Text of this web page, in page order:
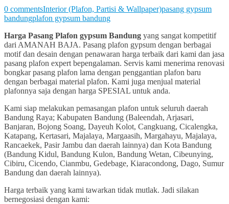
0 commentsInterior (Plafon, Partisi & Wallpaper)pasang gypsum
bandungplafon gypsum bandung
Harga Pasang Plafon gypsum Bandung yang sangat kompetitif
dari AMANAH BAJA. Pasang plafon gypsum dengan berbagai
motif dan desain dengan penawaran harga terbaik dari kami dan jasa
pasang plafon expert bepengalaman. Servis kami menerima renovasi
bongkar pasang plafon lama dengan penggantian plafon baru
dengan berbagai material plafon. Kami juga menjual material
plafonnya saja dengan harga SPESIAL untuk anda.
Kami siap melakukan pemasangan plafon untuk seluruh daerah
Bandung Raya; Kabupaten Bandung (Baleendah, Arjasari,
Banjaran, Bojong Soang, Dayeuh Kolot, Cangkuang, Cicalengka,
Katapang, Kertasari, Majalaya, Margaasih, Margahayu, Majalaya,
Rancaekek, Pasir Jambu dan daerah lainnya) dan Kota Bandung
(Bandung Kidul, Bandung Kulon, Bandung Wetan, Cibeunying,
Cibiru, Cicendo, Cianmbu, Gedebage, Kiaracondong, Dago, Sumur
Bandung dan daerah lainnya).
Harga terbaik yang kami tawarkan tidak mutlak. Jadi silakan
bernegosiasi dengan kami: